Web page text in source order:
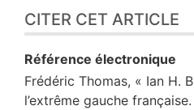
CITER CET ARTICLE
Référence électronique
Frédéric Thomas, « Ian H.
l’extrême gauche